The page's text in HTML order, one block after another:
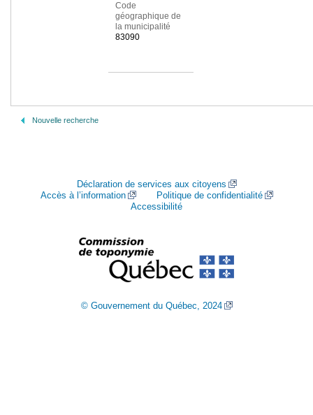
Code
géographique de
la municipalité
83090
Nouvelle recherche
Déclaration de services aux citoyens
Accès à l’information
Politique de confidentialité
Accessibilité
© Gouvernement du Québec, 2024